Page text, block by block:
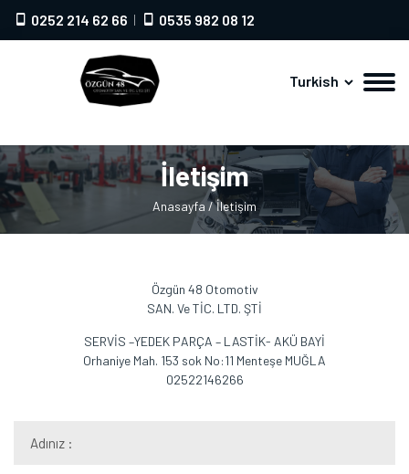
0252 214 62 66 0535 982 08 12
Turkish
İletişim
Anasayfa / İletişim
Özgün 48 Otomotiv
SAN. Ve TİC. LTD. ŞTİ
SERVİS –YEDEK PARÇA – LASTİK- AKÜ BAYİ
Orhaniye Mah. 153 sok No:11 Menteşe MUĞLA
02522146266